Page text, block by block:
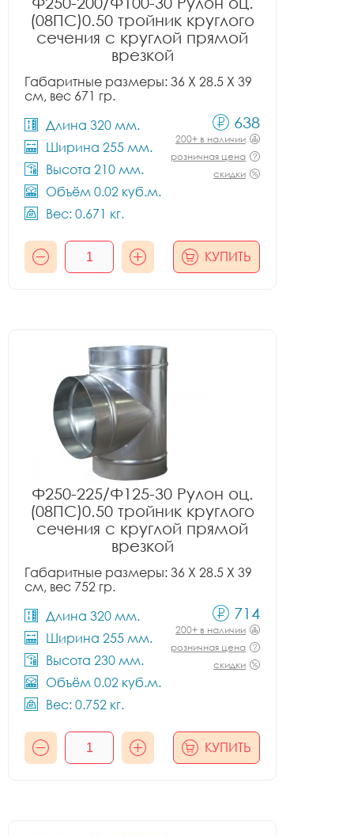
(08ПС)0.50 тройник круглого
сечения с круглой прямой
врезкой
Габаритные размеры: 36 X 28.5 X 39
см, вес 671 гр.
Длина 320 мм.
Ширина 255 мм.
Высота 210 мм.
Объём 0.02 куб.м.
Вес: 0.671 кг.
638
200+ в наличии
розничная цена
скидки
КУПИТЬ
Ф250-225/Ф125-30 Рулон оц.
(08ПС)0.50 тройник круглого
сечения с круглой прямой
врезкой
Габаритные размеры: 36 X 28.5 X 39
см, вес 752 гр.
Длина 320 мм.
Ширина 255 мм.
Высота 230 мм.
Объём 0.02 куб.м.
Вес: 0.752 кг.
714
200+ в наличии
розничная цена
скидки
КУПИТЬ